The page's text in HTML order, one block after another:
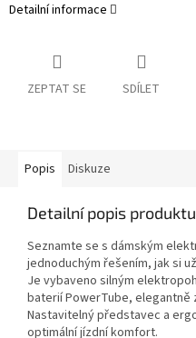
Detailní informace
ZEPTAT SE SDÍLET
Popis Diskuze
Detailní popis produktu
Seznamte se s dámským
jednoduchým řešením, jak si
Je vybaveno silným
baterií PowerTube, elegantně
Nastavitelný představec a
optimální jízdní komfort.